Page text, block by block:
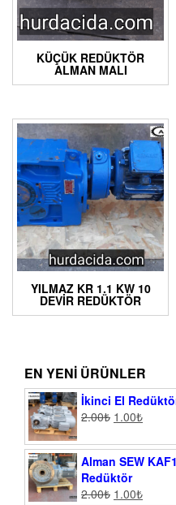
KÜÇÜK REDÜKTÖR
ALMAN MALI
YILMAZ KR 1.1 KW 10
DEVIR REDÜKTÖR
EN YENI ÜRÜNLER
İkinci El
2.00₺ 1.00₺
Alman SEW
Redüktör
2.00₺ 1.00₺